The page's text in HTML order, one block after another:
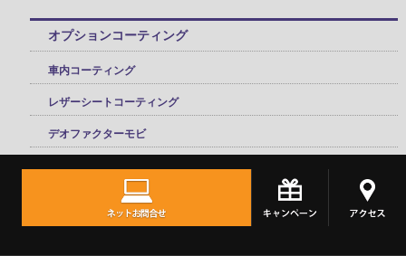
オプションコーティング
車内コーティング
レザーシートコーティング
デオファクターモビ
ホイールコーティング
エンジンコーティング